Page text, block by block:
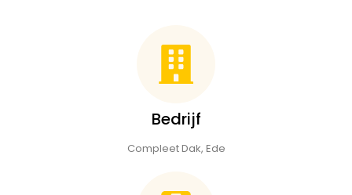
Bedrijf
Compleet Dak, Ede